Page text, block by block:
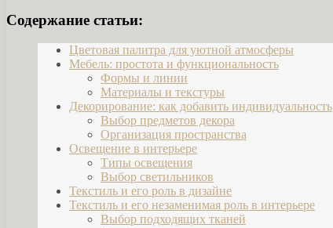
Содержание статьи:
Цветовая палитра для уютной атмосферы
Мебель: простота и функциональность
Формы и линии
Материалы и текстуры
Декорирование: как добавить индивидуальность
Выбор предметов декора
Организация пространства
Освещение в интерьере
Типы освещения
Выбор светильников
Текстиль и его роль в дизайне
Текстиль и его незаменимая роль в интерьере
Выбор подходящих тканей